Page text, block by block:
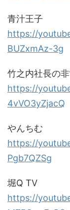
青汁王子
https://
BUZxmAz-3g
竹之内社長の
https://
4vVO3yZjacQ
やんちむ
https://
Pgb7QZSg
堀Q TV
https://